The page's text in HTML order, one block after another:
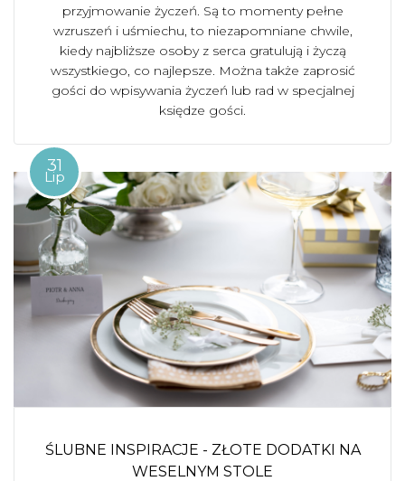
przyjmowanie życzeń. Są to momenty pełne
wzruszeń i uśmiechu, to niezapomniane chwile,
kiedy najbliższe osoby z serca gratulują i życzą
wszystkiego, co najlepsze. Można także zaprosić
gości do wpisywania życzeń lub rad w specjalnej
księdze gości.
31
Lip
ŚLUBNE INSPIRACJE - ZŁOTE DODATKI NA
WESELNYM STOLE